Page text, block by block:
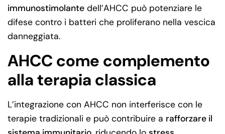
immunostimolante dell’AHCC può potenziare le
difese contro i batteri che proliferano nella vescica
danneggiata.
AHCC come complemento
alla terapia classica
L’integrazione con AHCC non interferisce con le
terapie tradizionali e può contribuire a rafforzare il